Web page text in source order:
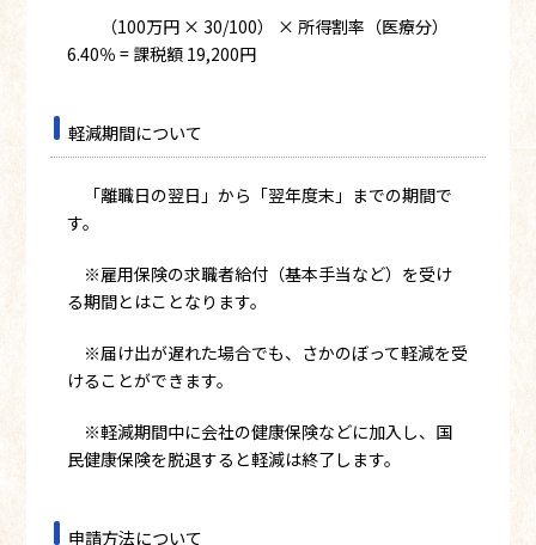
（100万円 × 30/100） × 所得割率（医療分）
6.40％ = 課税額 19,200円
軽減期間について
「離職日の翌日」から「翌年度末」までの期間で
す。
※雇用保険の求職者給付（基本手当など）を受け
る期間とはことなります。
※届け出が遅れた場合でも、さかのぼって軽減を受
けることができます。
※軽減期間中に会社の健康保険などに加入し、国
民健康保険を脱退すると軽減は終了します。
申請方法について